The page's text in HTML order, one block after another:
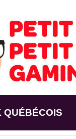
QUÉBÉCOIS